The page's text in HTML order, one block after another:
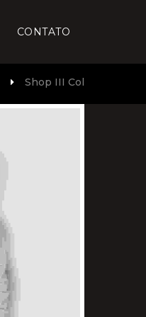
CONTATO
Shop III Col